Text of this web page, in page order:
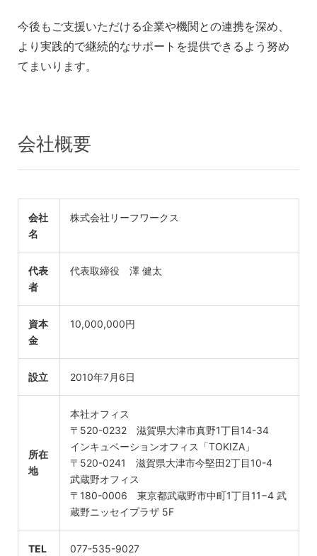
今後もご支援いただける企業や機関との連携を深め、
より実践的で継続的なサポートを提供できるよう努め
てまいります。
会社概要
会社
名
株式会社リーフワークス
代表
者
代表取締役 澤 健太
資本
金
10,000,000円
設立 2010年7月6日
所在
地
本社オフィス
〒520-0232 滋賀県大津市真野1丁目14-34
インキュベーションオフィス「TOKIZA」
〒520-0241 滋賀県大津市今堅田2丁目10-4
武蔵野オフィス
〒180-0006 東京都武蔵野市中町1丁目11−4 武
蔵野ニッセイプラザ 5F
TEL 077-535-9027